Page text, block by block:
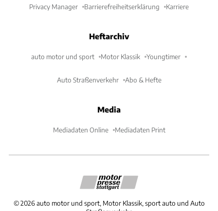
Privacy Manager Barrierefreiheitserklärung Karriere
Heftarchiv
auto motor und sport Motor Klassik Youngtimer
Auto Straßenverkehr Abo & Hefte
Media
Mediadaten Online Mediadaten Print
©2026 auto motor und sport, Motor Klassik, sport auto und Auto